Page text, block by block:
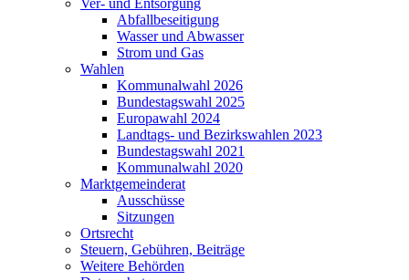
Ver- und Entsorgung
Abfallbeseitigung
Wasser und Abwasser
Strom und Gas
Wahlen
Kommunalwahl 2026
Bundestagswahl 2025
Europawahl 2024
Landtags- und Bezirkswahlen 2023
Bundestagswahl 2021
Kommunalwahl 2020
Marktgemeinderat
Ausschüsse
Sitzungen
Ortsrecht
Steuern, Gebühren, Beiträge
Weitere Behörden